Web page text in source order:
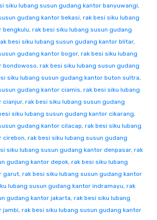
siku lubang susun gudang kantor banyuwangi,
gudang kantor bekasi, rak besi siku lubang
bengkulu, rak besi siku lubang susun gudang
besi siku lubang susun gudang kantor blitar,
gudang kantor bogor, rak besi siku lubang
bondowoso, rak besi siku lubang susun gudang
siku lubang susun gudang kantor buton sultra,
gudang kantor ciamis, rak besi siku lubang
cianjur, rak besi siku lubang susun gudang
siku lubang susun gudang kantor cikarang,
gudang kantor cilacap, rak besi siku lubang
cirebon, rak besi siku lubang susun gudang
siku lubang susun gudang kantor denpasar, rak
gudang kantor depok, rak besi siku lubang
garut, rak besi siku lubang susun gudang kantor
lubang susun gudang kantor indramayu, rak
gudang kantor jakarta, rak besi siku lubang
jambi, rak besi siku lubang susun gudang kantor